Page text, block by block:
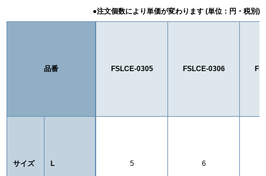
品番
サイズ L
FSLCE-0305 FSLCE-0306
5 6